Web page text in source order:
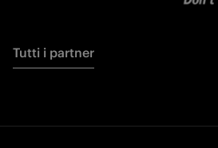
Tutti i partner